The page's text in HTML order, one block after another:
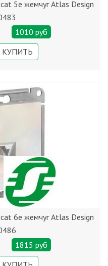
5е жемчуг Atlas Design
1010 руб
6е жемчуг Atlas Design
1815 руб